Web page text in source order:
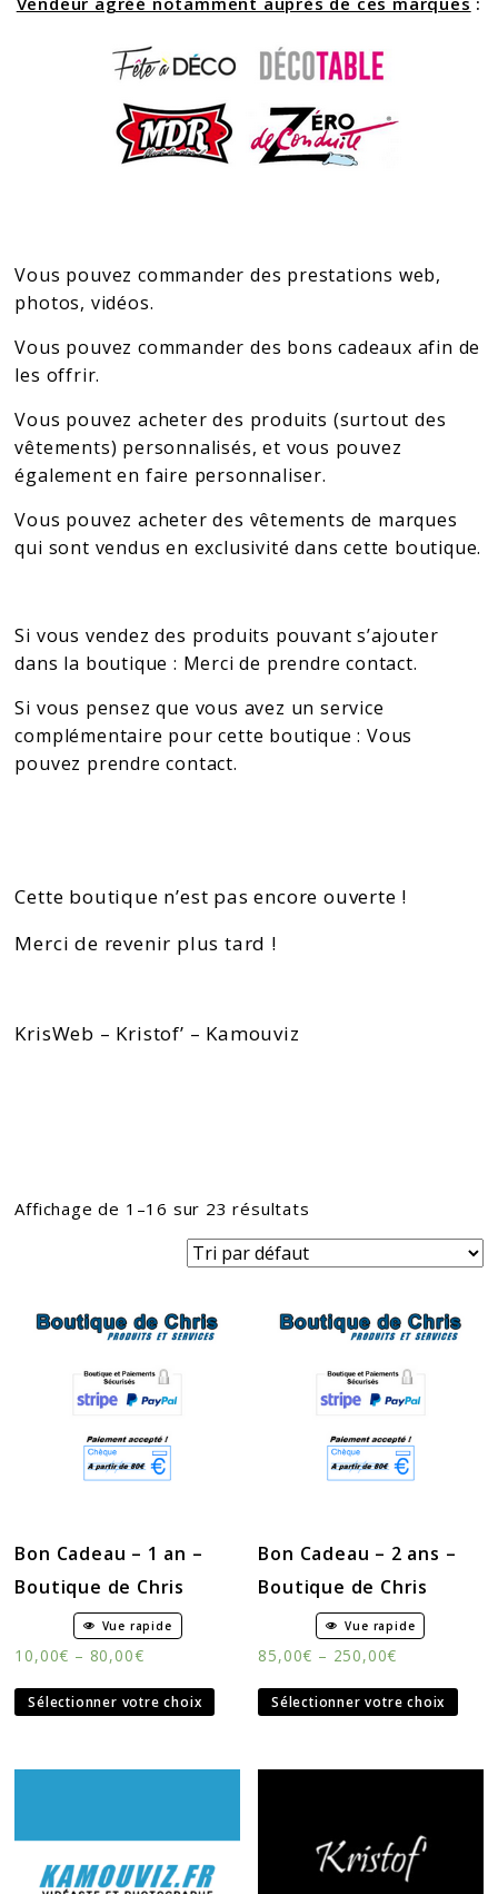
Vous pouvez commander des prestations web,
photos, vidéos.
Vous pouvez commander des bons cadeaux afin de
les offrir.
Vous pouvez acheter des produits (surtout des
vêtements) personnalisés, et vous pouvez
également en faire personnaliser.
Vous pouvez acheter des vêtements de marques
qui sont vendus en exclusivité dans cette boutique.
Si vous vendez des produits pouvant s’ajouter
dans la boutique : Merci de prendre contact.
Si vous pensez que vous avez un service
complémentaire pour cette boutique : Vous
pouvez prendre contact.
Cette boutique n’est pas encore ouverte !
Merci de revenir plus tard !
KrisWeb – Kristof’ – Kamouviz
Affichage de 1–16 sur 23 résultats
Bon Cadeau – 1 an –
Boutique de Chris
Vue rapide
10,00€ – 80,00€
Sélectionner votre choix
Bon Cadeau – 2 ans –
Boutique de Chris
Vue rapide
85,00€ – 250,00€
Sélectionner votre choix